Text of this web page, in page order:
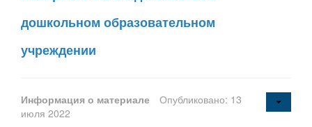
дошкольном образовательном
учреждении
Информация о материале
Опубликовано: 13
июля 2022